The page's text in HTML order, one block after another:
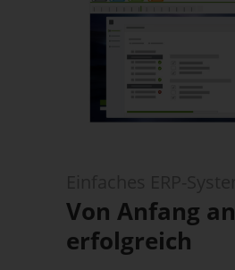
Von Anfang an
erfolgreich